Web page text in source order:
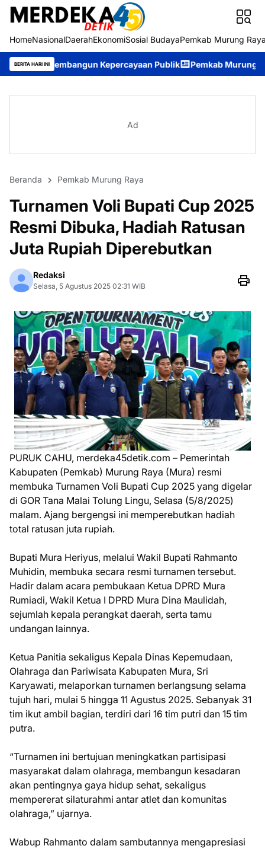
HomeNasionalDaerahEkonomiSosial BudayaPemkab Murung
BERITA HARI INI
Kepercayaan Publik Pemkab Murung Raya Tetapkan
Ad
Beranda Pemkab Murung Raya
Turnamen Voli Bupati Cup 2025
Resmi Dibuka, Hadiah Ratusan
Juta Rupiah Diperebutkan
Redaksi
Selasa, 5 Agustus 2025 02:31 WIB
PURUK CAHU, merdeka45detik.com – Pemerintah
Kabupaten (Pemkab) Murung Raya (Mura) resmi
membuka Turnamen Voli Bupati Cup 2025 yang digelar
di GOR Tana Malai Tolung Lingu, Selasa (5/8/2025)
malam. Ajang bergengsi ini memperebutkan hadiah
total ratusan juta rupiah.
Bupati Mura Heriyus, melalui Wakil Bupati Rahmanto
Muhidin, membuka secara resmi turnamen tersebut.
Hadir dalam acara pembukaan Ketua DPRD Mura
Rumiadi, Wakil Ketua I DPRD Mura Dina Maulidah,
sejumlah kepala perangkat daerah, serta tamu
undangan lainnya.
Ketua Panitia sekaligus Kepala Dinas Kepemudaan,
Olahraga dan Pariwisata Kabupaten Mura, Sri
Karyawati, melaporkan turnamen berlangsung selama
tujuh hari, mulai 5 hingga 11 Agustus 2025. Sebanyak 31
tim ikut ambil bagian, terdiri dari 16 tim putri dan 15 tim
putra.
“Turnamen ini bertujuan meningkatkan partisipasi
masyarakat dalam olahraga, membangun kesadaran
akan pentingnya gaya hidup sehat, sekaligus
mempererat silaturahmi antar atlet dan komunitas
olahraga,” ujarnya.
Wabup Rahmanto dalam sambutannya mengapresiasi